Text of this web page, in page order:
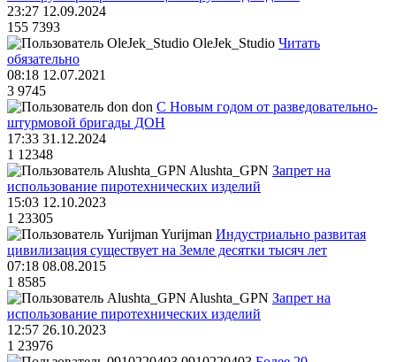
23:27 12.09.2024
155 7393
OleJek_Studio Читать
обязательно
08:18 12.07.2021
3 9745
don С Новым годом от разведовательно-
штурмовой бригады ДОН
17:33 31.12.2024
1 12348
Alushta_GPN Запрет на
использование пиротехнических изделий
15:03 12.10.2023
1 23305
Yurijman Индустриально развитая
цивилизация существует на Земле десятки тысяч лет
07:18 08.08.2015
1 8585
Alushta_GPN Запрет на
использование пиротехнических изделий
12:57 26.10.2023
1 23976